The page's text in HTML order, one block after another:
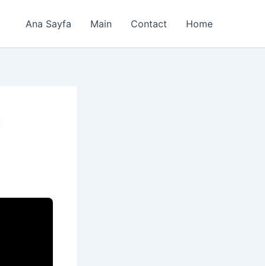
Ana Sayfa Main Contact Home